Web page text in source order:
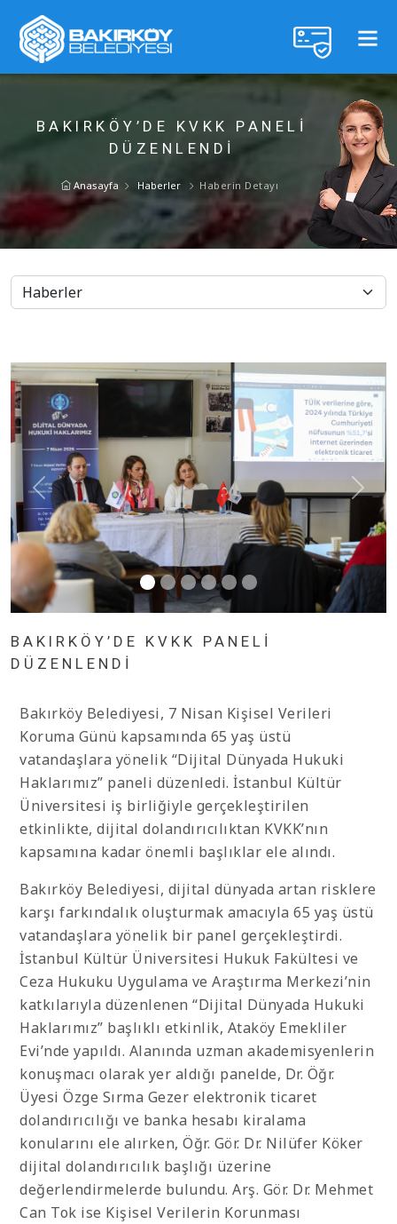
BAKIRKÖY’DE KVKK PANELİ
DÜZENLENDİ
Anasayfa Haberler Haberin Detayı
BAKIRKÖY’DE KVKK PANELİ
DÜZENLENDİ
Bakırköy Belediyesi, 7 Nisan Kişisel Verileri
Koruma Günü kapsamında 65 yaş üstü
vatandaşlara yönelik “Dijital Dünyada Hukuki
Haklarımız” paneli düzenledi. İstanbul Kültür
Üniversitesi iş birliğiyle gerçekleştirilen
etkinlikte, dijital dolandırıcılıktan KVKK’nın
kapsamına kadar önemli başlıklar ele alındı.
Bakırköy Belediyesi, dijital dünyada artan risklere
karşı farkındalık oluşturmak amacıyla 65 yaş üstü
vatandaşlara yönelik bir panel gerçekleştirdi.
İstanbul Kültür Üniversitesi Hukuk Fakültesi ve
Ceza Hukuku Uygulama ve Araştırma Merkezi’nin
katkılarıyla düzenlenen “Dijital Dünyada Hukuki
Haklarımız” başlıklı etkinlik, Ataköy Emekliler
Evi’nde yapıldı. Alanında uzman akademisyenlerin
konuşmacı olarak yer aldığı panelde, Dr. Öğr.
Üyesi Özge Sırma Gezer elektronik ticaret
dolandırıcılığı ve banka hesabı kiralama
konularını ele alırken, Öğr. Gör. Dr. Nilüfer Köker
dijital dolandırıcılık başlığı üzerine
değerlendirmelerde bulundu. Arş. Gör. Dr. Mehmet
Can Tok ise Kişisel Verilerin Korunması